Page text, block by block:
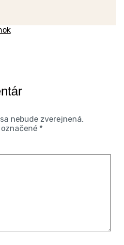
nebude zverejnená.
*